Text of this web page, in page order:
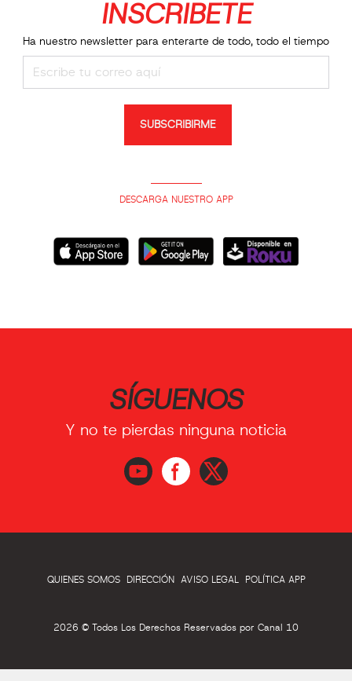
INSCRIBETE
Ha nuestro newsletter para enterarte de todo, todo el tiempo
SUBSCRIBIRME
DESCARGA NUESTRO APP
SÍGUENOS
Y no te pierdas ninguna noticia
QUIENES SOMOS DIRECCIÓN AVISO LEGAL POLÍTICA APP
2026 © Todos Los Derechos Reservados por Canal 10